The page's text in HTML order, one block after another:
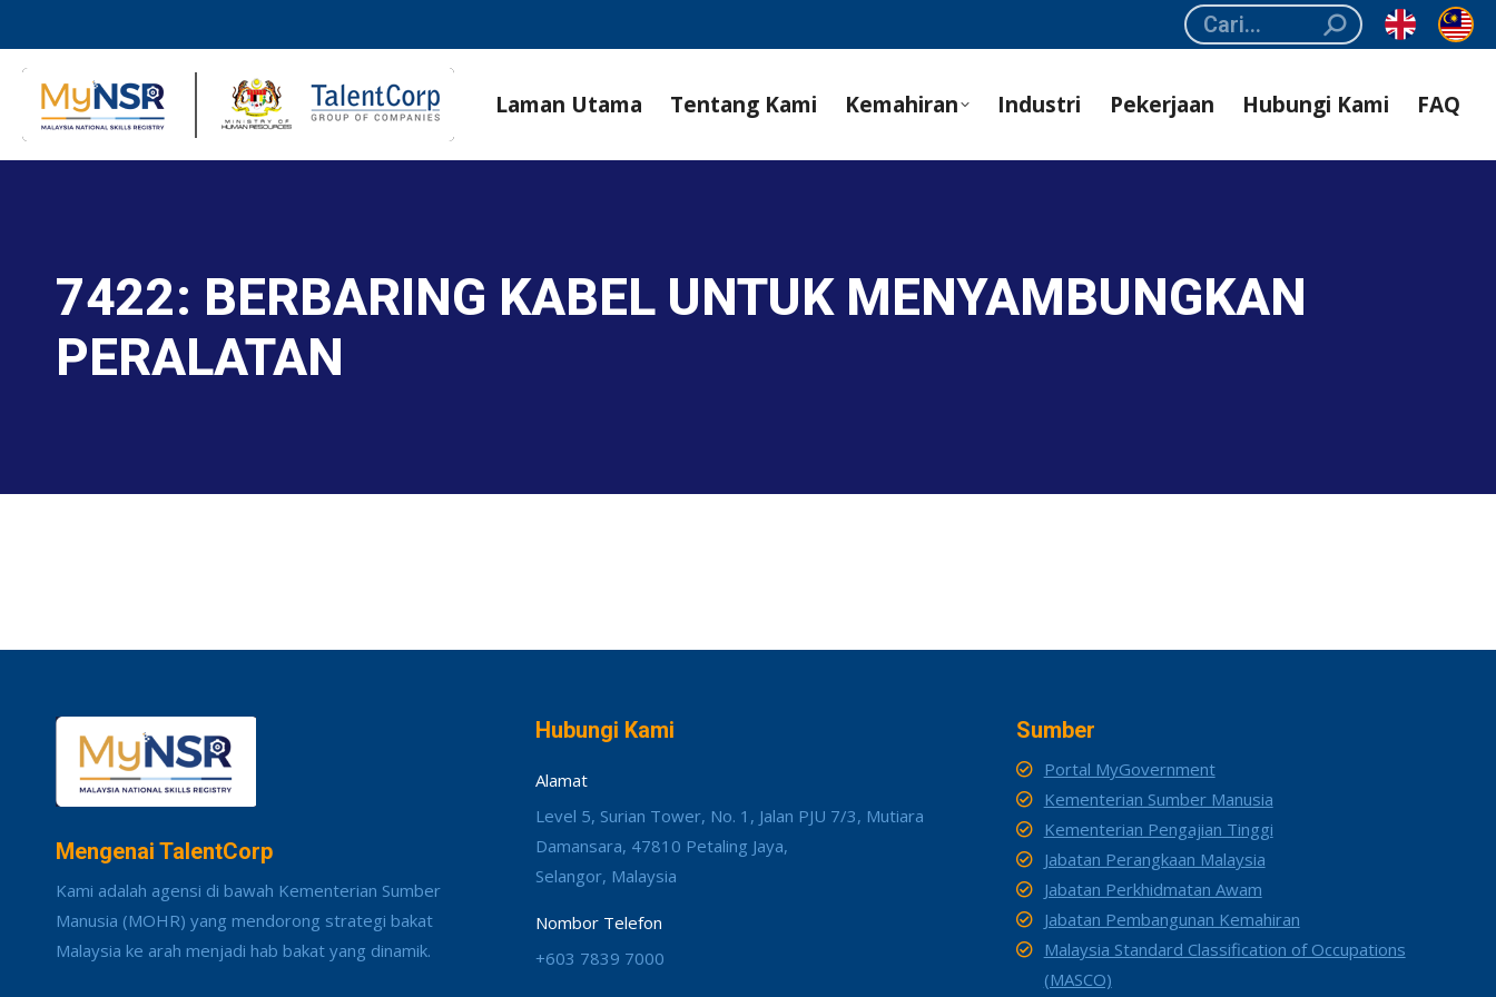
Search:
Laman Utama Tentang Kami Kemahiran Industri Pekerjaan Hubungi Kami FAQ
7422: BERBARING KABEL UNTUK MENYAMBUNGKAN
PERALATAN
Mengenai TalentCorp
Kami adalah agensi di bawah Kementerian Sumber
Manusia (MOHR) yang mendorong strategi bakat
Malaysia ke arah menjadi hab bakat yang dinamik.
Hubungi Kami
Alamat
Level 5, Surian Tower, No. 1, Jalan PJU 7/3, Mutiara
Damansara, 47810 Petaling Jaya,
Selangor, Malaysia
Nombor Telefon
+603 7839 7000
Sumber
Portal MyGovernment
Kementerian Sumber Manusia
Kementerian Pengajian Tinggi
Jabatan Perangkaan Malaysia
Jabatan Perkhidmatan Awam
Jabatan Pembangunan Kemahiran
Malaysia Standard Classification of Occupations
(MASCO)